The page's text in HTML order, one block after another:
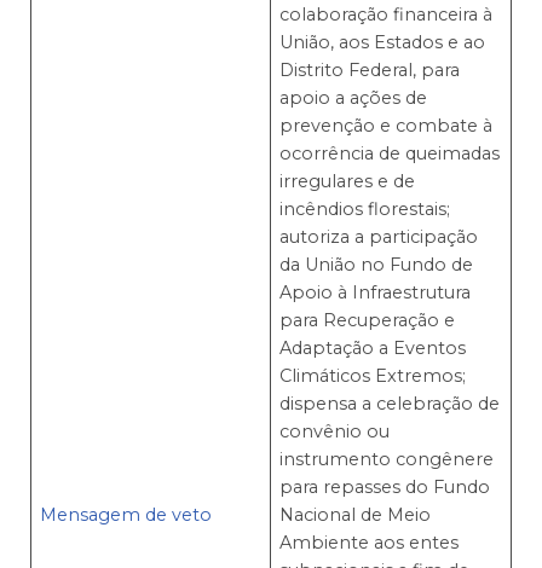
Mensagem de veto
colaboração financeira à
União, aos Estados e ao
Distrito Federal, para
apoio a ações de
prevenção e combate à
ocorrência de queimadas
irregulares e de
incêndios florestais;
autoriza a participação
da União no Fundo de
Apoio à Infraestrutura
para Recuperação e
Adaptação a Eventos
Climáticos Extremos;
dispensa a celebração de
convênio ou
instrumento congênere
para repasses do Fundo
Nacional de Meio
Ambiente aos entes